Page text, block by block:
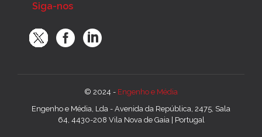
Siga-nos
© 2024 - Engenho e Média
Engenho e Média, Lda - Avenida da República, 2475, Sala
64, 4430-208 Vila Nova de Gaia | Portugal